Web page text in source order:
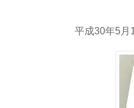
平成30年5月